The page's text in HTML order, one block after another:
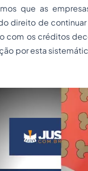
que as
direito de
com os créditos
por esta